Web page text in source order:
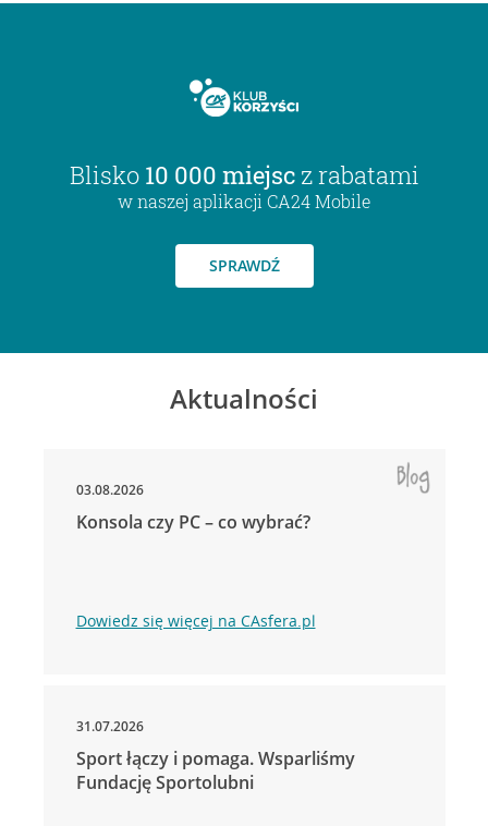
Blisko 10 000 miejsc z rabatami
w naszej aplikacji CA24 Mobile
SPRAWDŹ
Aktualności
03.08.2026
Konsola czy PC – co wybrać?
Dowiedz się więcej na CAsfera.pl
31.07.2026
Sport łączy i pomaga. Wsparliśmy
Fundację Sportolubni